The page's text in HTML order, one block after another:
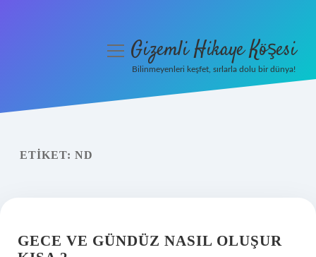
Yasal Uyarı
menüyüGizemli Hikaye Köşesi
Bilinmeyenleri keşfet, sırlarla dolu bir dünya!
ETIKET: ND
GECE VE GÜNDÜZ NASIL OLUŞUR